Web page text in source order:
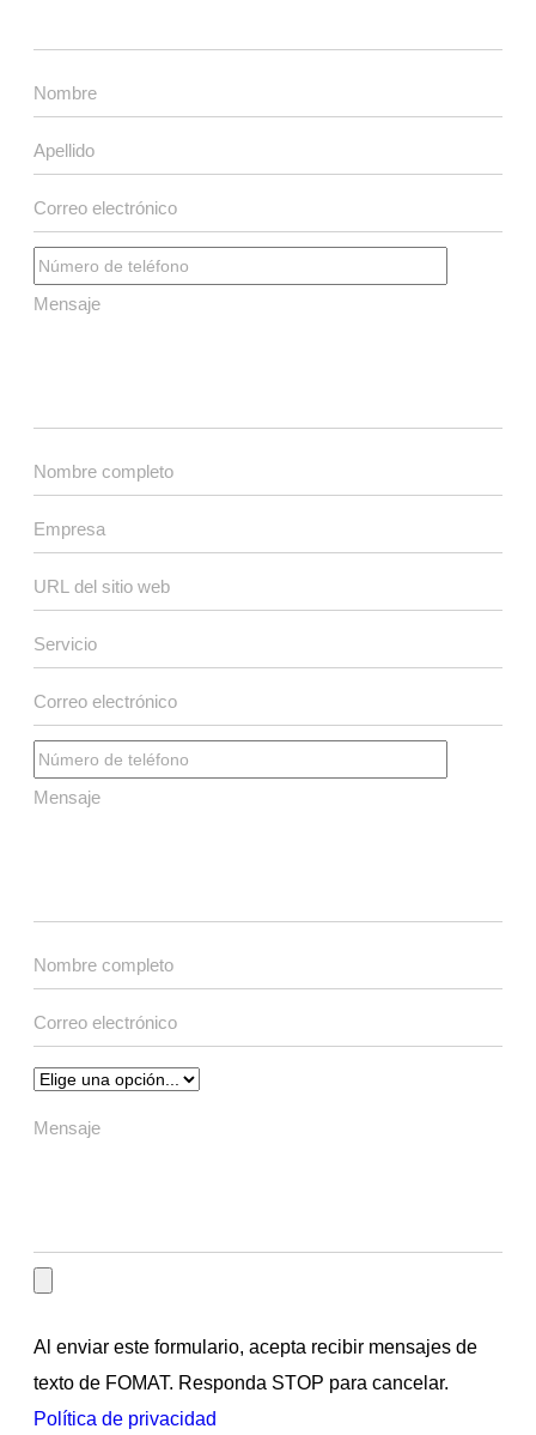
Al enviar este formulario, acepta recibir mensajes de
texto de FOMAT. Responda STOP para cancelar.
Política de privacidad